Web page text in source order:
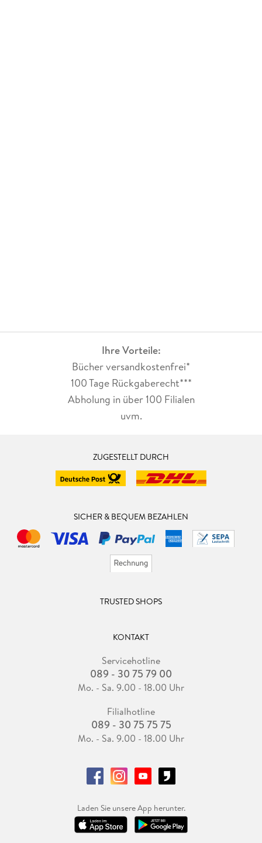
Ihre Vorteile:
Bücher versandkostenfrei*
100 Tage Rückgaberecht***
Abholung in über 100 Filialen
uvm.
ZUGESTELLT DURCH
SICHER & BEQUEM BEZAHLEN
TRUSTED SHOPS
KONTAKT
Servicehotline
089 - 30 75 79 00
Mo. - Sa. 9.00 - 18.00 Uhr
Filialhotline
089 - 30 75 75 75
Mo. - Sa. 9.00 - 18.00 Uhr
Laden Sie unsere App herunter.